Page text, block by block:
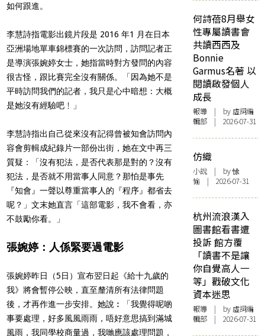
如何跟進。
李慧詩指電影出鏡片段是 2016 年1 月在日本
亞洲場地單車錦標賽的一次訪問，訪問記者正
是導演張婉婷女士，她指當時對方發問的內容
很古怪，跟比賽完全沒有關係。「因為她不是
平時訪問我們的記者，我只是心中暗想：大概
是她沒有經驗吧﹗」
李慧詩指出自己從來沒有記得曾被知會訪問內
容會剪輯成紀錄片一部份出街，她在文中再三
質疑：「沒有犯法，是否代表那是對的？沒有
犯法，是否就不用當事人同意？那怕是事先
『知會』一聲以尊重當事人的『程序』都省去
呢？」文末她直言「這部電影，我不會看，亦
不鼓勵你看。」
張婉婷：人係緊要過電影
張婉婷昨日（5日）宣布翌日起《給十九歲的
我》將會暫停公映，直至釐清所有法律問題
後，才再作進一步安排。她說︰「我覺得呢啲
事要處理，好多風風雨雨，唔好意思搞到滿城
風雨，我同學校商量過，我哋應該處理問題，
何詩蓓8月舉女
性專屬讀書會
共讀西西及
Bonnie
Garmus名著 以
閱讀啟發個人
成長
報導 | by 虛詞編
輯部 | 2026-07-31
仿織
小說 | by 悇
愉 | 2026-07-31
杭州流浪漢入
圖書館看書遭
投訴 館方覆
「讀書不是讓
你自覺高人一
等」戳破文化
資本迷思
報導 | by 虛詞編
輯部 | 2026-07-31